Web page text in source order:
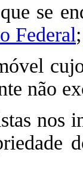
se
Federal;
não